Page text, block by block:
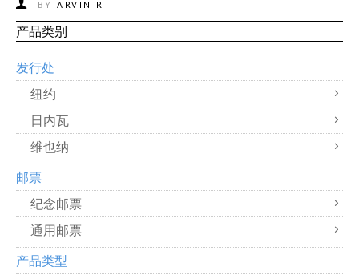
BY ARVIN R
产品类别
发行处
纽约
日内瓦
维也纳
邮票
纪念邮票
通用邮票
产品类型